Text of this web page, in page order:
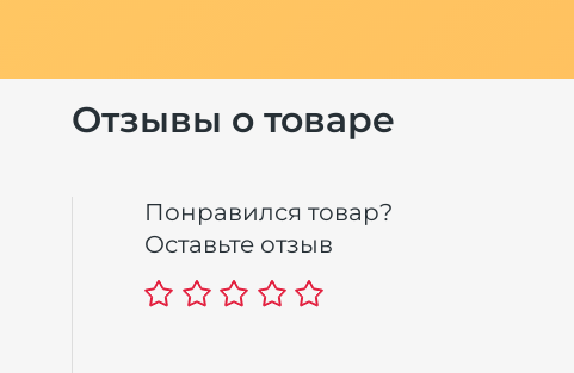
Отзывы о товаре
Понравился товар?
Оставьте отзыв